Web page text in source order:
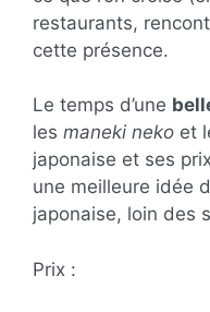
restaurants,
cette présence.
Le temps d’une
les maneki neko et
japonaise et ses
une meilleure idée
japonaise, loin des
Prix :